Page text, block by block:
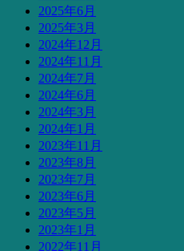
2025年6月
2025年3月
2024年12月
2024年11月
2024年7月
2024年6月
2024年3月
2024年1月
2023年11月
2023年8月
2023年7月
2023年6月
2023年5月
2023年1月
2022年11月